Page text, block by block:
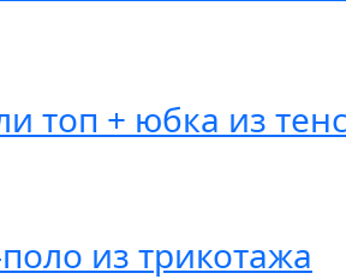
топ + юбка из
из трикотажа